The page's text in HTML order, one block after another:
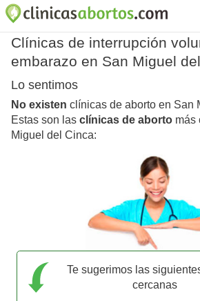
Clínicas de interrupción
embarazo en San Miguel
Lo sentimos
No existen clínicas de aborto en San
Estas son las clínicas de aborto más
Miguel del Cinca:
Te sugerimos las
cercanas